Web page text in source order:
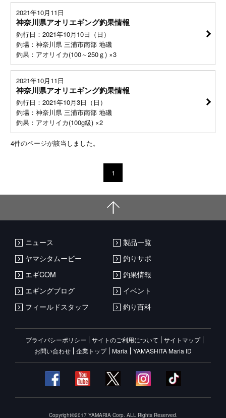
2021年10月11日
神奈川県アオリエギング釣果情報
釣行日：2021年10月10日（日）
釣場：神奈川県 三浦市南部 地磯
釣果：アオリイカ(100～250ｇ) ×3
2021年10月11日
神奈川県アオリエギング釣果情報
釣行日：2021年10月3日（日）
釣場：神奈川県 三浦市南部 地磯
釣果：アオリイカ(100g級) ×2
4件のページが該当しました。
1
ニュース
製品一覧
ヤマシタムービー
釣りサポ
エギCOM
釣果情報
エギングブログ
イベント
フィールドスタッフ
釣り百科
プライバシーポリシー サイトのご利用について
サイトマップ
お問い合わせ
企業トップ Maria YAMASHITA Maria ID
Copyright©2017 YAMARIA Corp. ALL Rights Reserved.